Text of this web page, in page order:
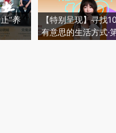
“养
【特别呈现】寻找
有意思的生活方式·